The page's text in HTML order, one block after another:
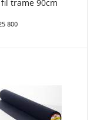
trame 90cm
800